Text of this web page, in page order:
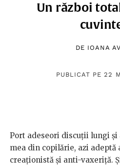
Un război
DE IOANA
PUBLICAT PE 22
Port adeseori discuții lungi
mea din copilărie, azi
creaționistă și anti-vaxeriță.